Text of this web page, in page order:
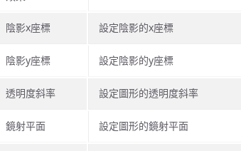
陰影x座標 設定陰影的x座標
陰影y座標 設定陰影的y座標
透明度斜率 設定圖形的透明度斜率
鏡射平面 設定圖形的鏡射平面